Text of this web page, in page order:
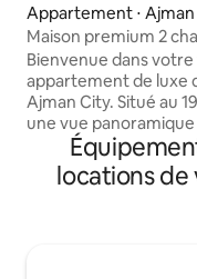
Appartement ⋅ Ajman
Maison premium 2
moderne et parking
Bienvenue dans
appartement de luxe
Ajman City. Situé au
une vue
souffle sur un jardin
luxuriant, alliant
Parfait pour les
locations de